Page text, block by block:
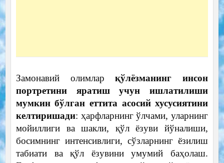
Замонавий олимларқўлёзманинг инсон
портретини яратиш учун ишлатилиши
мумкин бўлган еттита асосий хусусиятини
келтиришади: ҳарфларнинг ўлчами, уларнинг
мойиллиги ва шакли, қўл ёзуви йўналиши,
босимнинг интенсивлиги, сўзларнинг ёзилиш
табиати ва қўл ёзувини умумий баҳолаш.